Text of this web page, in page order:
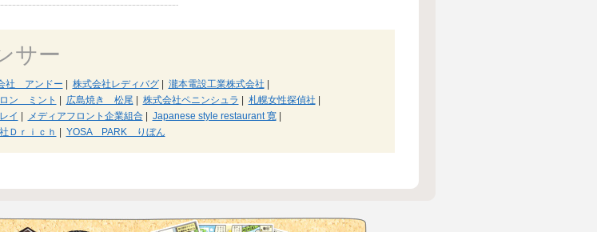
サー
社 アンドー 株式会社レディバグ| 瀧本電設工業株式会社
ン ミント 広島焼き 松尾| 株式会社ペニンシュラ 札幌女性探偵社
イ メディアフロント企業組合| Japanese style restaurant 寛|
Ｄｒｉｃｈ YOSA PARK りぼん